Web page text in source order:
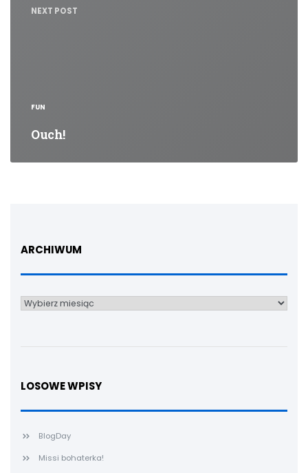
NEXT POST
FUN
Ouch!
ARCHIWUM
Archiwum
LOSOWE WPISY
BlogDay
Missi bohaterka!